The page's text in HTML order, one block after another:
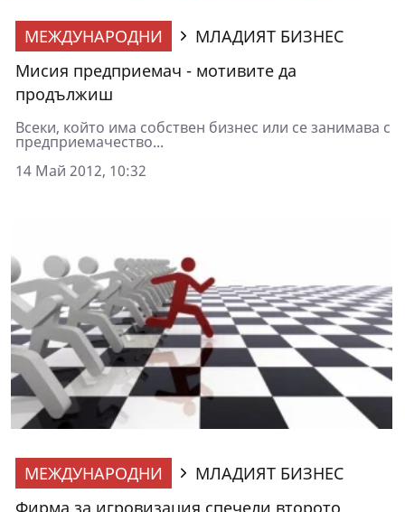
МЕЖДУНАРОДНИ
МЛАДИЯТ БИЗНЕС
Мисия предприемач - мотивите да
продължиш
Всеки, който има собствен бизнес или се занимава с
предприемачество...
14 Май 2012, 10:32
МЕЖДУНАРОДНИ
МЛАДИЯТ БИЗНЕС